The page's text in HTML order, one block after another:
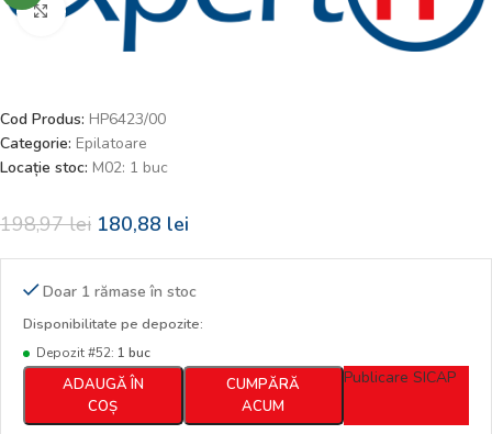
Faceți click pentru a mări
Cod Produs: HP6423/00
Categorie: Epilatoare
Locație stoc: M02: 1 buc
198,97lei 180,88 lei
Doar 1 rămase în stoc
Disponibilitate pe depozite:
Depozit #52: 1 buc
ADAUGĂ ÎN
COȘ
CUMPĂRĂ
ACUM
Publicare SICAP